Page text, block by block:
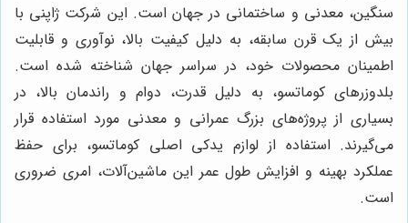
سنگین، معدنی و ساختمانی در جهان است. این شرکت ژاپنی با
بیش از یک قرن سابقه، به دلیل کیفیت بالا، نوآوری و قابلیت
اطمینان محصولات خود، در سراسر جهان شناخته شده است.
بلدوزرهای کوماتسو، به دلیل قدرت، دوام و راندمان بالا، در
بسیاری از پروژه‌های بزرگ عمرانی و معدنی مورد استفاده قرار
می‌گیرند. استفاده از لوازم یدکی اصلی کوماتسو، برای حفظ
عملکرد بهینه و افزایش طول عمر این ماشین‌آلات، امری ضروری
است.